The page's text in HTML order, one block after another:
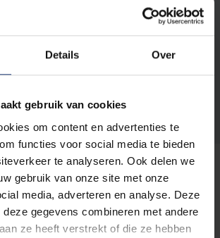
Details Over
gebruik van cookies
om content en advertenties te
functies voor social media te bieden
te analyseren. Ook delen we
gebruik van onze site met onze
media, adverteren en analyse. Deze
deze gegevens combineren met andere
ze heeft verstrekt of die ze hebben
URL of the page where you encountered the error.